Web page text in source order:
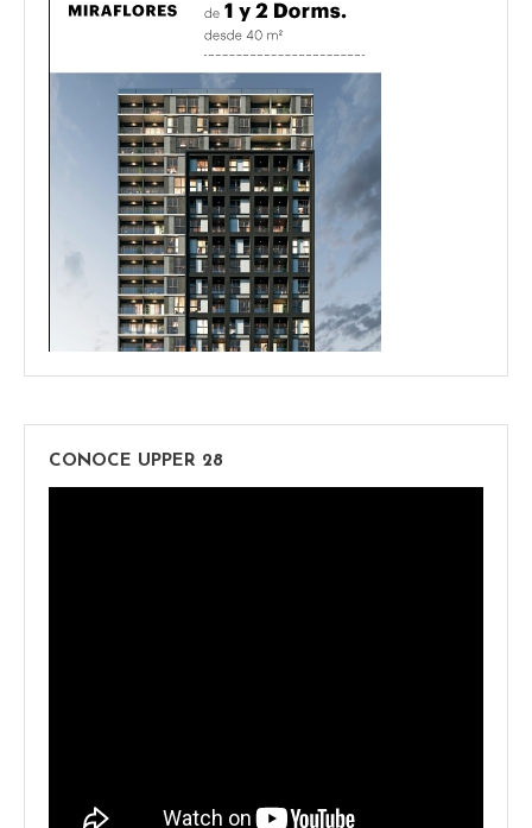
CONOCE UPPER 28